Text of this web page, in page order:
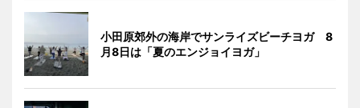
小田原郊外の海岸でサンライズビーチヨガ 8
月8日は「夏のエンジョイヨガ」